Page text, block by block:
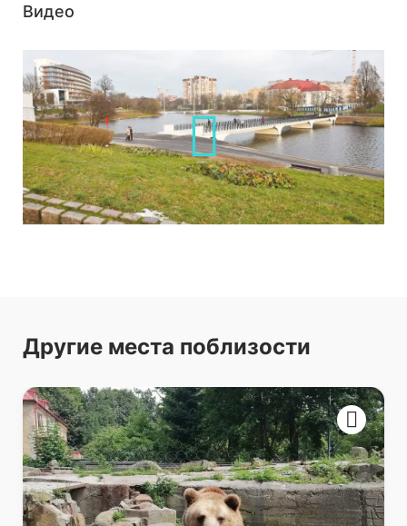
Видео
Другие места поблизости